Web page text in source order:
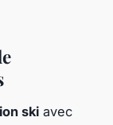
ski avec